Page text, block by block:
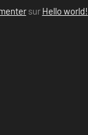
sur Hello world!